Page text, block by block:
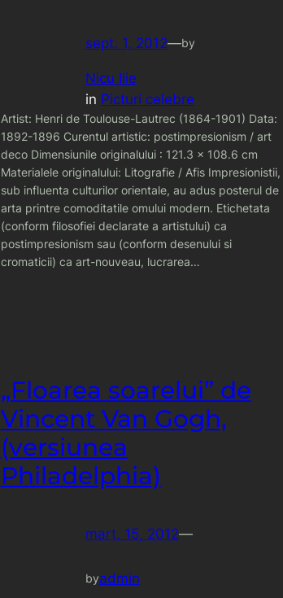
sept. 1, 2012—by
Nicu Ilie
in Picturi celebre
Artist: Henri de Toulouse-Lautrec (1864-1901) Data:
1892-1896 Curentul artistic: postimpresionism / art
deco Dimensiunile originalului : 121.3 x 108.6 cm
Materialele originalului: Litografie / Afis Impresionistii,
sub influenta culturilor orientale, au adus posterul de
arta printre comoditatile omului modern. Etichetata
(conform filosofiei declarate a artistului) ca
postimpresionism sau (conform desenului si
cromaticii) ca art-nouveau, lucrarea…
„Floarea soarelui” de
Vincent Van Gogh,
(versiunea
Philadelphia)
mart. 15, 2012—
byadmin